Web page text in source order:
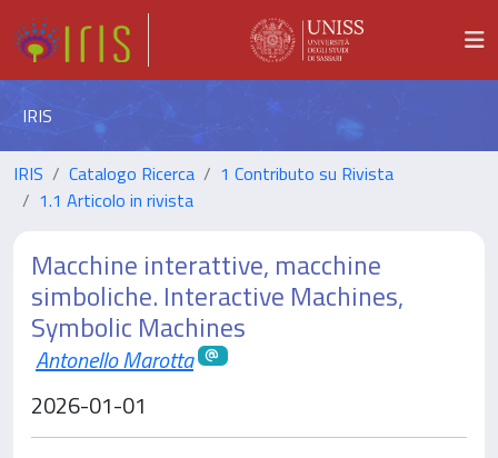
IRIS
IRIS Catalogo Ricerca
1 Contributo su Rivista
1.1 Articolo in rivista
Macchine interattive, macchine
simboliche. Interactive Machines,
Symbolic Machines
Antonello Marotta
2026-01-01